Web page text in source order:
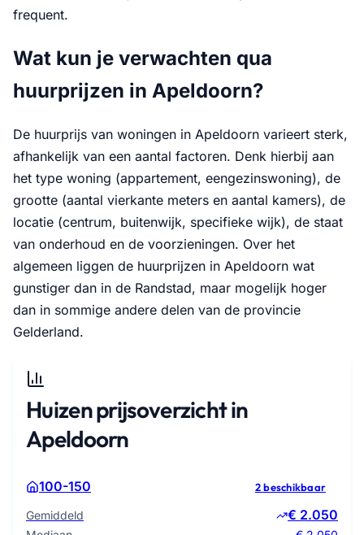
frequent.
Wat kun je verwachten qua
huurprijzen in Apeldoorn?
De huurprijs van woningen in Apeldoorn varieert sterk,
afhankelijk van een aantal factoren. Denk hierbij aan
het type woning (appartement, eengezinswoning), de
grootte (aantal vierkante meters en aantal kamers), de
locatie (centrum, buitenwijk, specifieke wijk), de staat
van onderhoud en de voorzieningen. Over het
algemeen liggen de huurprijzen in Apeldoorn wat
gunstiger dan in de Randstad, maar mogelijk hoger
dan in sommige andere delen van de provincie
Gelderland.
Huizen prijsoverzicht in
Apeldoorn
100-150 2 beschikbaar
Gemiddeld € 2.050